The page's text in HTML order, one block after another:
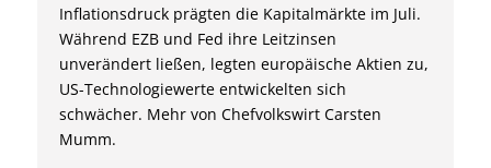
Inflationsdruck prägten die Kapitalmärkte im Juli.
Während EZB und Fed ihre Leitzinsen
unverändert ließen, legten europäische Aktien zu,
US-Technologiewerte entwickelten sich
schwächer. Mehr von Chefvolkswirt Carsten
Mumm.